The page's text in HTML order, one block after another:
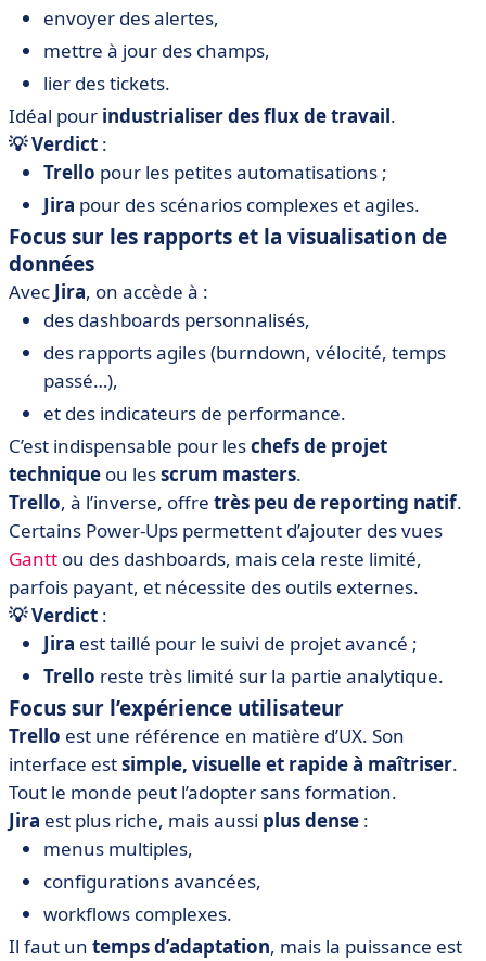
envoyer des alertes,
mettre à jour des champs,
lier des tickets.
Idéal pour industrialiser des flux de travail.
💡 Verdict :
Trello pour les petites automatisations ;
Jira pour des scénarios complexes et agiles.
Focus sur les rapports et la visualisation de
données
Avec Jira, on accède à :
des dashboards personnalisés,
des rapports agiles (burndown, vélocité, temps
passé…),
et des indicateurs de performance.
C’est indispensable pour leschefs de projet
technique ou lesscrum masters.
Trello, à l’inverse, offre très peu de reporting natif.
Certains Power-Ups permettent d’ajouter des vues
Gantt ou des dashboards, mais cela reste limité,
parfois payant, et nécessite des outils externes.
💡 Verdict :
Jira est taillé pour le suivi de projet avancé ;
Trello reste très limité sur la partie analytique.
Focus sur l’expérience utilisateur
Trello est une référence en matière d’UX. Son
interface estsimple, visuelle et rapide à maîtriser.
Tout le monde peut l’adopter sans formation.
Jira est plus riche, mais aussi plus dense :
menus multiples,
configurations avancées,
workflows complexes.
Il faut un temps d’adaptation, mais la puissance est